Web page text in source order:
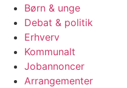
Børn & unge
Debat & politik
Erhverv
Kommunalt
Jobannoncer
Arrangementer